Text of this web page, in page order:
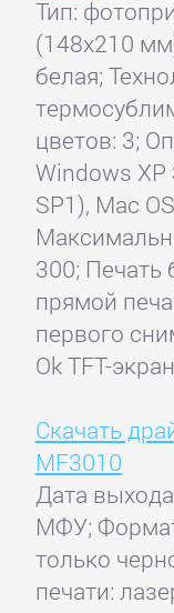
Тип:
(148x210
белая;
цветов: 3;
Windows
SP1), Mac
300; Печать
прямой
первого
Ok TFT-
Скачать
MF3010
Дата
МФУ;
только
печати: